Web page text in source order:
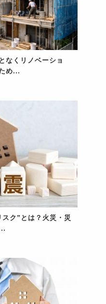
なくリノベーショ
め...
ク”とは？火災・災